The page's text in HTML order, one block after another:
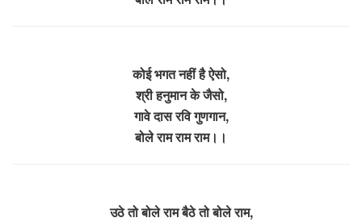
कोई भगत नहीं है ऐसो,
श्री हनुमान के जैसो,
गावे दास रवि गुणगान,
बोले राम राम राम।।
उठे तो बोले राम बैठे तो बोले राम,